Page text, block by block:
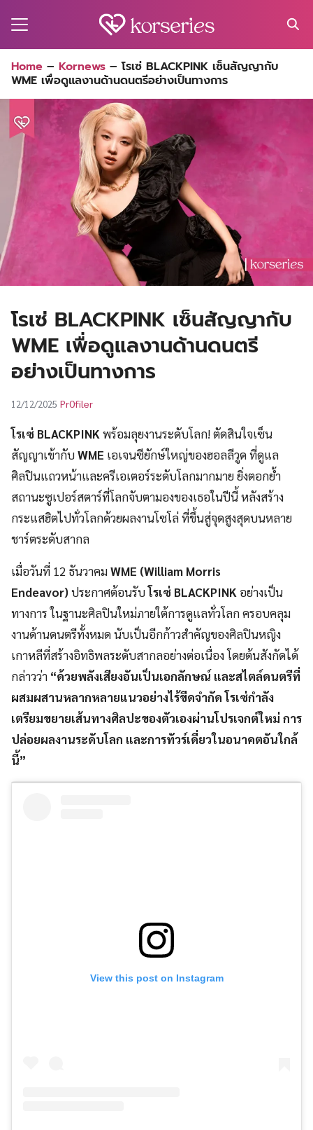
for:
Home – Kornews –โรเซ่ BLACKPINK เซ็นสัญญากับ
WME เพื่อดูแลงานด้านดนตรีอย่างเป็นทางการ
โรเซ่ BLACKPINK เซ็นสัญญากับ
WME เพื่อดูแลงานด้านดนตรี
อย่างเป็นทางการ
12/12/2025 Pr0filer
โรเซ่ BLACKPINK พร้อมลุยงานระดับโลก! ตัดสินใจเซ็น
สัญญาเข้ากับWME เอเจนซียักษ์ใหญ่ของฮอลลีวูด ที่ดูแล
ศิลปินแถวหน้าและครีเอเตอร์ระดับโลกมากมาย ยิ่งตอกย้ำ
สถานะซูเปอร์สตาร์ที่โลกจับตามองของเธอในปีนี้ หลังสร้าง
กระแสฮิตไปทั่วโลกด้วยผลงานโซโล่ ที่ขึ้นสู่จุดสูงสุดบนหลาย
ชาร์ตระดับสากล
เมื่อวันที่ 12 ธันวาคมWME (William Morris
Endeavor)ประกาศต้อนรับโรเซ่ BLACKPINK อย่างเป็น
ทางการ ในฐานะศิลปินใหม่ภายใต้การดูแลทั่วโลก ครอบคลุม
งานด้านดนตรีทั้งหมด นับเป็นอีกก้าวสำคัญของศิลปินหญิง
เกาหลีที่สร้างอิทธิพลระดับสากลอย่างต่อเนื่อง โดยต้นสังกัดได้
กล่าวว่า “ด้วยพลังเสียงอันเป็นเอกลักษณ์ และสไตล์ดนตรีที่
ผสมผสานหลากหลายแนวอย่างไร้ขีดจำกัด โรเซ่กำลัง
เตรียมขยายเส้นทางศิลปะของตัวเองผ่านโปรเจกต์ใหม่ การ
ปล่อยผลงานระดับโลก และการทัวร์เดี่ยวในอนาคตอันใกล้
นี้”
View this post on Instagram